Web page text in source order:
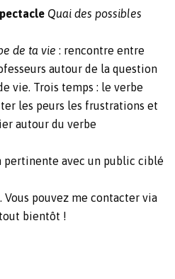
Quai des possibles
de ta vie : rencontre entre
autour de la question
vie. Trois temps : le verbe
les peurs les frustrations et
autour du verbe
avec un public ciblé
Vous pouvez me contacter via
bientôt !